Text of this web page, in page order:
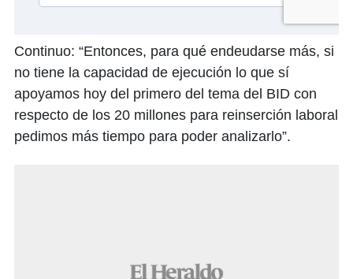
Continuo: “Entonces, para qué endeudarse más, si
no tiene la capacidad de ejecución lo que sí
apoyamos hoy del primero del tema del BID con
respecto de los 20 millones para reinserción laboral
pedimos más tiempo para poder analizarlo”.